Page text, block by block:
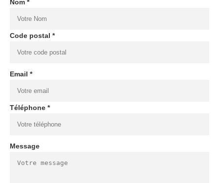
Nom *
Code postal *
Email *
Téléphone *
Message